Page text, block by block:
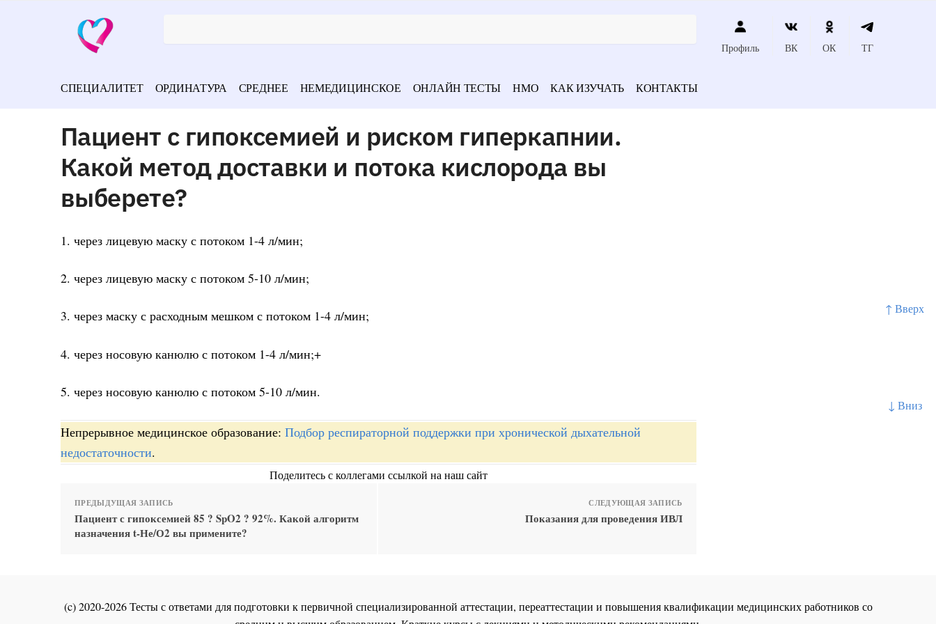
↑ Вверх
↓ Вниз
Профиль ВК ОК ТГ
СПЕЦИАЛИТЕТ ОРДИНАТУРА СРЕДНЕЕ НЕМЕДИЦИНСКОЕ ОНЛАЙН ТЕСТЫ НМО КАК ИЗУЧАТЬ КОНТАКТЫ
Пациент с гипоксемией и риском гиперкапнии.
Какой метод доставки и потока кислорода вы
выберете?
1. через лицевую маску с потоком 1-4 л/мин;
2. через лицевую маску с потоком 5-10 л/мин;
3. через маску с расходным мешком с потоком 1-4 л/мин;
4. через носовую канюлю с потоком 1-4 л/мин;+
5. через носовую канюлю с потоком 5-10 л/мин.
Непрерывное медицинское образование: Подбор респираторной поддержки при хронической дыхательной
недостаточности.
Поделитесь с коллегами ссылкой на наш сайт
ПРЕДЫДУЩАЯ ЗАПИСЬ
Пациент с гипоксемией 85 ? SpO2 ? 92%. Какой алгоритм
назначения t-Не/О2 вы примените?
СЛЕДУЮЩАЯ ЗАПИСЬ
Показания для проведения ИВЛ
(c) 2020-2026 Тесты с ответами для подготовки к первичной специализированной аттестации, переаттестации и повышения квалификации медицинских работников со